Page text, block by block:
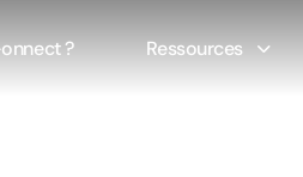
? Ressources